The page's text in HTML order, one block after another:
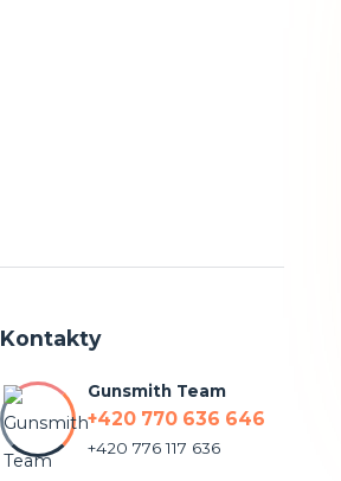
Kontakty
Gunsmith Team
+420 770 636 646
+420 776 117 636